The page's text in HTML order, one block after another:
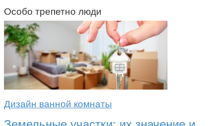
Особо трепетно люди
Дизайн ванной комнаты